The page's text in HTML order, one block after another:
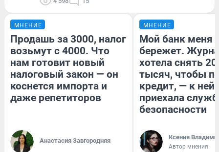
МНЕНИЕ
Продашь за 3000, налог
возьмут с 4000. Что
нам готовит новый
налоговый закон — он
коснется импорта и
даже репетиторов
Анастасия Завгородняя
МНЕНИЕ
Мой банк меня
бережет.
хотела снять
тысяч, чтобы
кредит, — к
приехала
безопасности
Ксения
Автор мнения